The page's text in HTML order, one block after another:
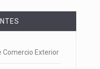
Comercio Exterior